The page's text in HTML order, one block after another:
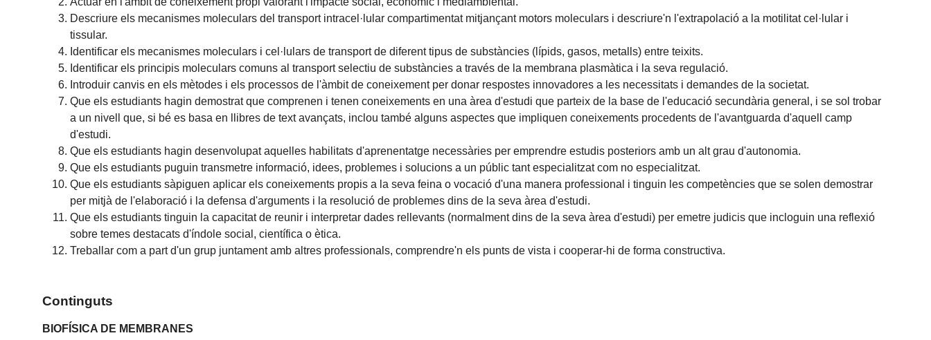
Descriure els mecanismes moleculars del transport intracel·lular compartimentat mitjançant motors moleculars i descriure'n l'extrapolació a la motilitat cel·lular i
tissular.
Identificar els mecanismes moleculars i cel·lulars de transport de diferent tipus de substàncies (lípids, gasos, metalls) entre teixits.
Identificar els principis moleculars comuns al transport selectiu de substàncies a través de la membrana plasmàtica i la seva regulació.
Introduir canvis en els mètodes i els processos de l'àmbit de coneixement per donar respostes innovadores a les necessitats i demandes de la societat.
Que els estudiants hagin demostrat que comprenen i tenen coneixements en una àrea d'estudi que parteix de la base de l'educació secundària general, i se sol trobar
a un nivell que, si bé es basa en llibres de text avançats, inclou també alguns aspectes que impliquen coneixements procedents de l'avantguarda d'aquell camp
d'estudi.
Que els estudiants hagin desenvolupat aquelles habilitats d'aprenentatge necessàries per emprendre estudis posteriors amb un alt grau d'autonomia.
Que els estudiants puguin transmetre informació, idees, problemes i solucions a un públic tant especialitzat com no especialitzat.
Que els estudiants sàpiguen aplicar els coneixements propis a la seva feina o vocació d'una manera professional i tinguin les competències que se solen demostrar
per mitjà de l'elaboració i la defensa d'arguments i la resolució de problemes dins de la seva àrea d'estudi.
Que els estudiants tinguin la capacitat de reunir i interpretar dades rellevants (normalment dins de la seva àrea d'estudi) per emetre judicis que incloguin una reflexió
sobre temes destacats d'índole social, científica o ètica.
Treballar com a part d'un grup juntament amb altres professionals, comprendre'n els punts de vista i cooperar-hi de forma constructiva.
Continguts
BIOFÍSICA DE MEMBRANES